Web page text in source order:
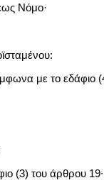
Νόμο·
με το εδάφιο
(3) του άρθρου 19∙